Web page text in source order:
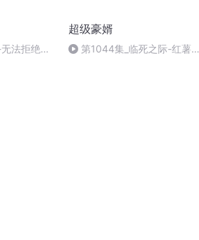
法拒绝的
超级豪婿
第1044集_临死之际-红薯文